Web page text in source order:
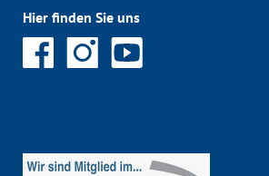
Hier finden Sie uns